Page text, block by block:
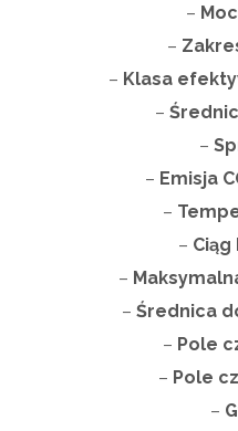
–
–
– Klasa
–
–
– Emisja
–
– Ciąg
–
– Średnica
– Pole
– Pole
–